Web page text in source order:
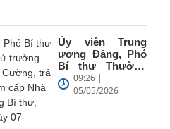
Ủy viên Trung
ương Đảng, Phó
Bí thư Thường
trực Đảng ủy Bộ,
Thứ trưởng Bộ
09:26 |
05/05/2026